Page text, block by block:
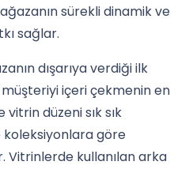
sürekli dinamik ve
sağlar.
dışarıya verdiği ilk
içeri çekmenin en
düzeni sık sık
koleksiyonlara göre
Vitrinlerde kullanılan arka